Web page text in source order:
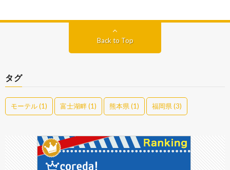
Back to Top
タグ
モーテル(1) 富士湖畔(1) 熊本県(1) 福岡県(3)